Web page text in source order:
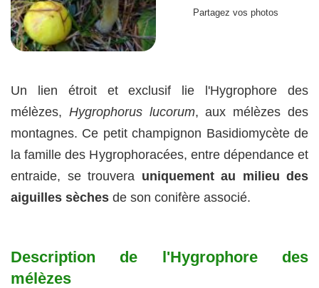
Partagez vos photos
Un lien étroit et exclusif lie l'Hygrophore des
mélèzes, Hygrophorus lucorum, aux mélèzes des
montagnes. Ce petit champignon Basidiomycète de
la famille des Hygrophoracées, entre dépendance et
entraide, se trouvera uniquement au milieu des
aiguilles sèches de son conifère associé.
Description de l'Hygrophore des
mélèzes